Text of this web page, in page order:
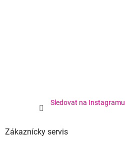
Sledovat na Instagramu
Zákaznícky servis